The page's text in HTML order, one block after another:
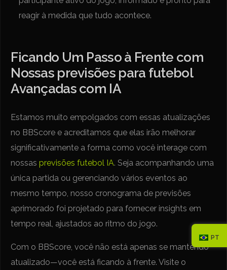
reagir à medida que tudo acontece.
Ficando Um Passo à Frente com
Nossas previsões para futebol
Avançadas com IA
Estamos muito empolgados com essas atualizações
no BBScore e acreditamos que elas irão melhorar
significativamente a forma como você interage com
nossasprevisões futebol IA. Seja acompanhando uma
única partida ou gerenciando vários eventos ao
mesmo tempo, nosso cronograma de previsões
aprimorado foi projetado para fornecer insights em
tempo real, ajustados ao ritmo do jogo.
Com o BBScore, você não está apenas se mantendo
atualizado—você está ficando à frente. Visite o
PT